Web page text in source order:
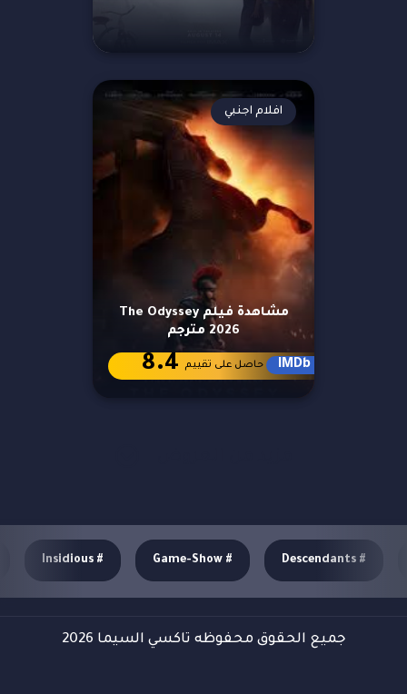
مشاهدة فيلم The Odyssey
2026 مترجم
افلام اجنبي
IMDb حاصل على تقييم 8.4
#
Descendants
#
Game-Show
#
Insidious
جميع الحقوق محفوظه تاكسي السيما 2026